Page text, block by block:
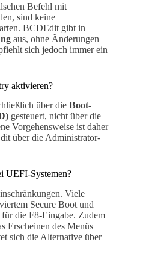
Befehl mit
sind keine
BCDEdit gibt in
aus, ohne Änderungen
sich jedoch immer ein
aktivieren?
über die Boot-
gesteuert, nicht über die
Vorgehensweise ist daher
über die Administrator-
UEFI-Systemen?
Viele
Secure Boot und
die F8-Eingabe. Zudem
Erscheinen des Menüs
sich die Alternative über